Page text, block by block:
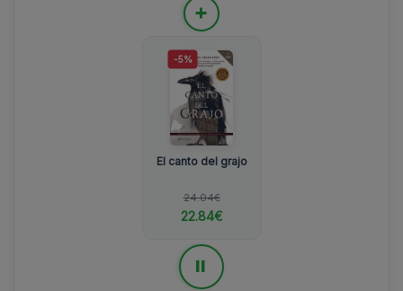
+
-5%
El canto del grajo
24.04€
22.84€